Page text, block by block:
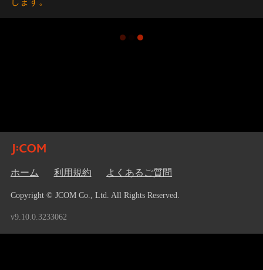
ホーム 利用規約 よくあるご質問
Copyright © JCOM Co., Ltd. All Rights Reserved.
v9.10.0.3233062